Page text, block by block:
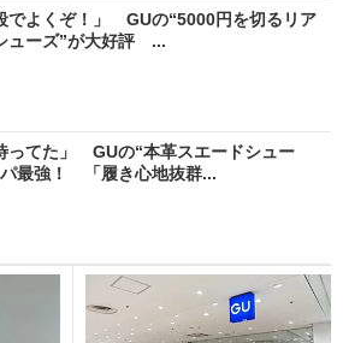
でよくぞ！」 GUの“5000円を切るリア
ューズ”が大好評 ...
ってた」 GUの“本革スエードシュー
パ最強！ 「履き心地抜群...